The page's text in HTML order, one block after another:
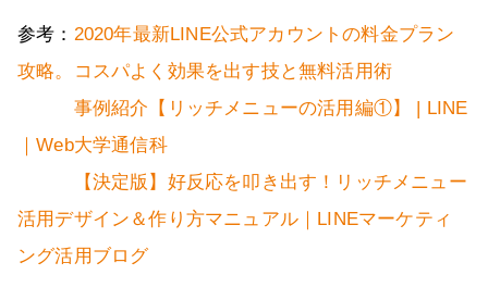
参考： 2020年最新LINE公式アカウントの料金プラン
攻略。コスパよく効果を出す技と無料活用術
事例紹介【リッチメニューの活用編①】 | LINE
｜Web大学通信科
【決定版】好反応を叩き出す！リッチメニュー
活用デザイン＆作り方マニュアル｜LINEマーケティ
ング活用ブログ